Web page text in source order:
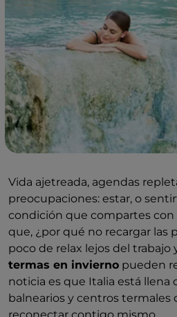
Vida ajetreada, agendas
preocupaciones: estar, o
condición que compartes con
que, ¿por qué no recargar las
poco de relax lejos del trabajo
termas en invierno pueden
noticia es que Italia está llena
balnearios y centros termales